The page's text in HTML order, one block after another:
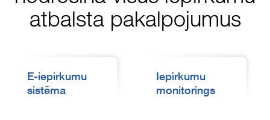
atbalsta pakalpojumus
E-iepirkumu
sistēma
Iepirkumu
monitorings